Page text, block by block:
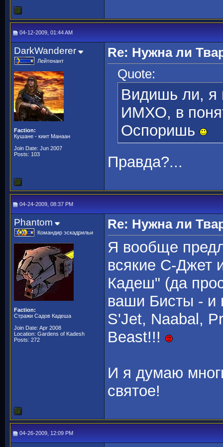
04-12-2009, 01:44 AM
DarkWanderer
Лейтенант
Faction:
Кушане - киит Манаан
Join Date: Jun 2007
Posts: 103
Re: Нужна ли
Quote:
Видишь ли, я
ИМХО, в
Оспоришь
Правда?...
04-24-2009, 08:37 PM
Phantom
Командир эскадрильи
Faction:
Стражи Садов Кадеша
Join Date: Apr 2008
Location: Gardens of Kadesh
Posts: 272
Re: Нужна ли
Я вообще
всякие С-Джет
Кадеш" (да
ваши Бисты - и
S'Jet, Naabal,
Beast!!!
И я думаю
святое!
04-26-2009, 12:09 PM